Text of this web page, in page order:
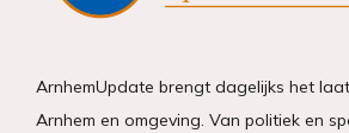
ArnhemUpdate brengt dagelijks het
Arnhem en omgeving. Van politiek en